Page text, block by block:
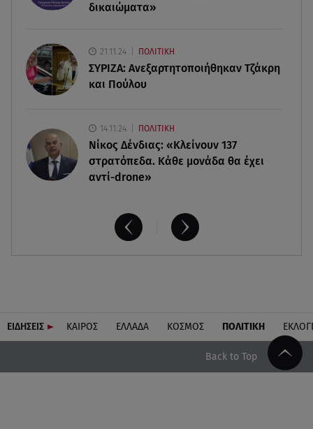
Stars System: Γιορτάζει 20 χρόνια και γίνεται
καθημερινό στο Star
δικαιώματα»
21.11.24 ΠΟΛΙΤΙΚΗ
ΣΥΡΙΖΑ: Ανεξαρτητοποιήθηκαν Τζάκρη
και Πούλου
14.11.24 ΠΟΛΙΤΙΚΗ
Νίκος Δένδιας: «Κλείνουν 137
στρατόπεδα. Kάθε μονάδα θα έχει
αντί-drone»
ΕΙΔΗΣΕΙΣ ΚΑΙΡΟΣ ΕΛΛΑΔΑ ΚΟΣΜΟΣ ΠΟΛΙΤΙΚΗ
Back to Top